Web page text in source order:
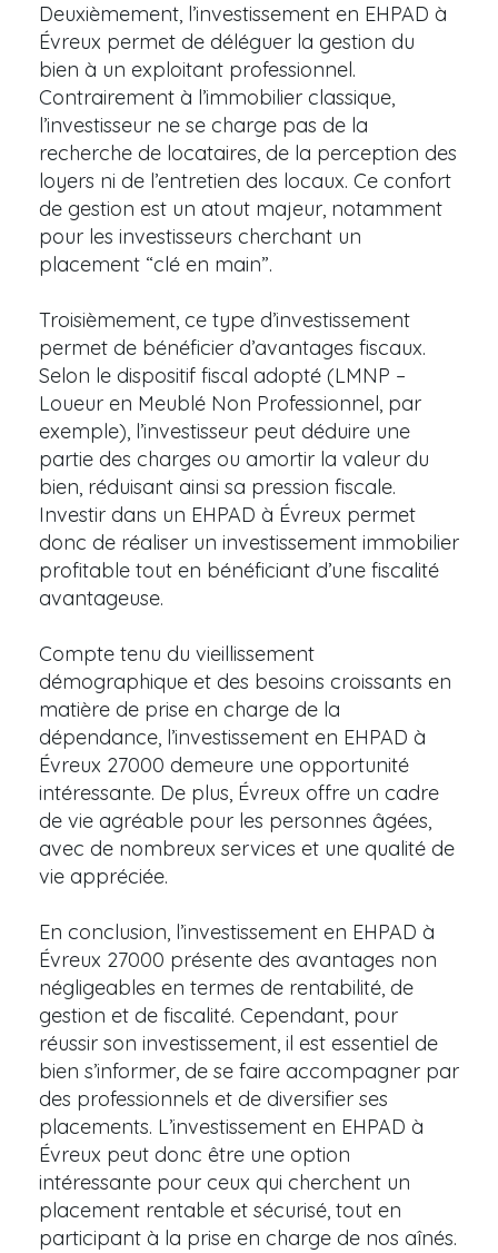
Deuxièmement, l’investissement en EHPAD à
Évreux permet de déléguer la gestion du
bien à un exploitant professionnel.
Contrairement à l’immobilier classique,
l’investisseur ne se charge pas de la
recherche de locataires, de la perception des
loyers ni de l’entretien des locaux. Ce confort
de gestion est un atout majeur, notamment
pour les investisseurs cherchant un
placement “clé en main”.
Troisièmement, ce type d’investissement
permet de bénéficier d’avantages fiscaux.
Selon le dispositif fiscal adopté (LMNP –
Loueur en Meublé Non Professionnel, par
exemple), l’investisseur peut déduire une
partie des charges ou amortir la valeur du
bien, réduisant ainsi sa pression fiscale.
Investir dans un EHPAD à Évreux permet
donc de réaliser un investissement immobilier
profitable tout en bénéficiant d’une fiscalité
avantageuse.
Compte tenu du vieillissement
démographique et des besoins croissants en
matière de prise en charge de la
dépendance, l’investissement en EHPAD à
Évreux 27000 demeure une opportunité
intéressante. De plus, Évreux offre un cadre
de vie agréable pour les personnes âgées,
avec de nombreux services et une qualité de
vie appréciée.
En conclusion, l’investissement en EHPAD à
Évreux 27000 présente des avantages non
négligeables en termes de rentabilité, de
gestion et de fiscalité. Cependant, pour
réussir son investissement, il est essentiel de
bien s’informer, de se faire accompagner par
des professionnels et de diversifier ses
placements. L’investissement en EHPAD à
Évreux peut donc être une option
intéressante pour ceux qui cherchent un
placement rentable et sécurisé, tout en
participant à la prise en charge de nos aînés.